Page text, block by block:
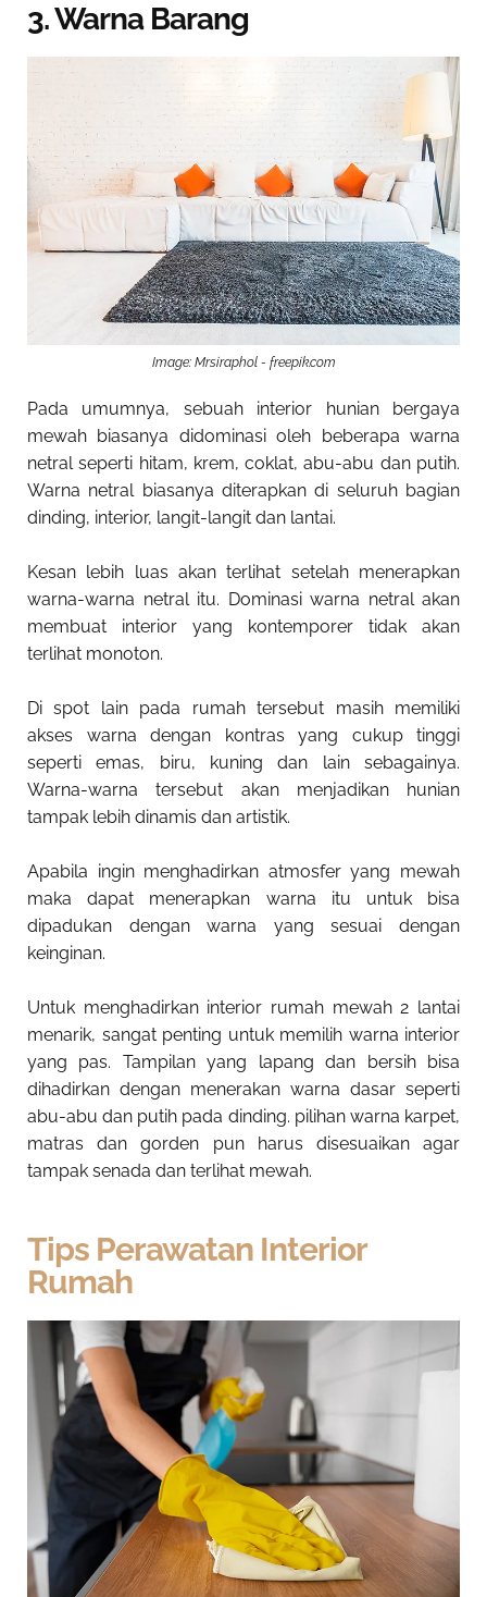
3. Warna Barang
Image: Mrsiraphol - freepik.com
Pada umumnya, sebuah interior hunian bergaya
mewah biasanya didominasi oleh beberapa warna
netral seperti hitam, krem, coklat, abu-abu dan putih.
Warna netral biasanya diterapkan di seluruh bagian
dinding, interior, langit-langit dan lantai.
Kesan lebih luas akan terlihat setelah menerapkan
warna-warna netral itu. Dominasi warna netral akan
membuat interior yang kontemporer tidak akan
terlihat monoton.
Di spot lain pada rumah tersebut masih memiliki
akses warna dengan kontras yang cukup tinggi
seperti emas, biru, kuning dan lain sebagainya.
Warna-warna tersebut akan menjadikan hunian
tampak lebih dinamis dan artistik.
Apabila ingin menghadirkan atmosfer yang mewah
maka dapat menerapkan warna itu untuk bisa
dipadukan dengan warna yang sesuai dengan
keinginan.
Untuk menghadirkan interior rumah mewah 2 lantai
menarik, sangat penting untuk memilih warna interior
yang pas. Tampilan yang lapang dan bersih bisa
dihadirkan dengan menerakan warna dasar seperti
abu-abu dan putih pada dinding. pilihan warna karpet,
matras dan gorden pun harus disesuaikan agar
tampak senada dan terlihat mewah.
Tips Perawatan Interior
Rumah